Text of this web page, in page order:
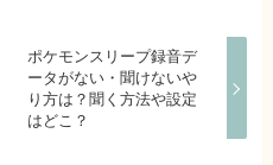
ポケモンスリープ録音デ
ータがない・聞けないや
り方は？聞く方法や設定
はどこ？